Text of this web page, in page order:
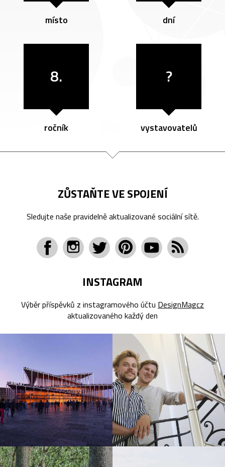
místo dní
8.
ročník
?
vystavovatelů
ZŮSTAŇTE VE SPOJENÍ
Sledujte naše pravidelně aktualizované sociální sítě.
INSTAGRAM
Výběr příspěvků z instagramového účtu DesignMagcz
aktualizovaného každý den